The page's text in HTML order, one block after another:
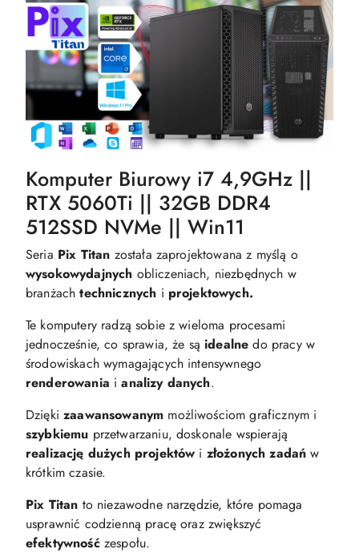
Komputer Biurowy i7 4,9GHz ||
RTX 5060Ti || 32GB DDR4
512SSD NVMe || Win11
Seria Pix Titan została zaprojektowana z myślą o
wysokowydajnych obliczeniach, niezbędnych w
branżachtechnicznych i projektowych.
Te komputery radzą sobie z wieloma procesami
jednocześnie, co sprawia, że sąidealne do pracy w
środowiskach wymagających intensywnego
renderowania ianalizy danych.
Dziękizaawansowanym możliwościom graficznym i
szybkiemu przetwarzaniu, doskonale wspierają
realizację dużych projektów i złożonych zadańw
krótkim czasie.
Pix Titan to niezawodne narzędzie, które pomaga
usprawnić codzienną pracę oraz zwiększyć
efektywnośćzespołu.